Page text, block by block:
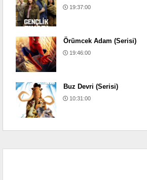
19:37:00
Örümcek Adam (Serisi)
19:46:00
Buz Devri (Serisi)
10:31:00